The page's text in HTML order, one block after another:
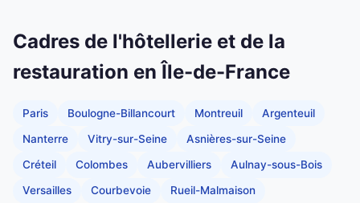
Cadres de l'hôtellerie et de la
restauration en Île-de-France
Paris Boulogne-Billancourt Montreuil Argenteuil
Nanterre Vitry-sur-Seine Asnières-sur-Seine
Créteil Colombes Aubervilliers Aulnay-sous-Bois
Versailles Courbevoie Rueil-Malmaison